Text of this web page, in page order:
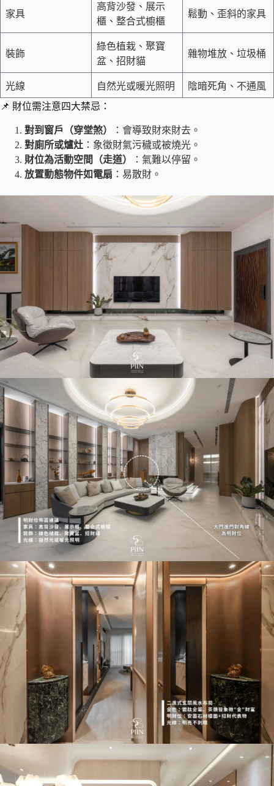
家具
高背沙發、展示
櫃、整合式櫥櫃
鬆動、歪斜的家具
裝飾
綠色植栽、聚寶
盆、招財貓
雜物堆放、垃圾桶
光線 自然光或暖光照明
陰暗死角、不通風
📌 財位需注意四大禁忌：
對到窗戶（穿堂煞）
：會導致財來財去。
對廁所或爐灶 ：象徵財氣污穢或被燒光。
財位為活動空間（走道）
：氣難以停留。
放置動態物件如電扇 ：易散財。